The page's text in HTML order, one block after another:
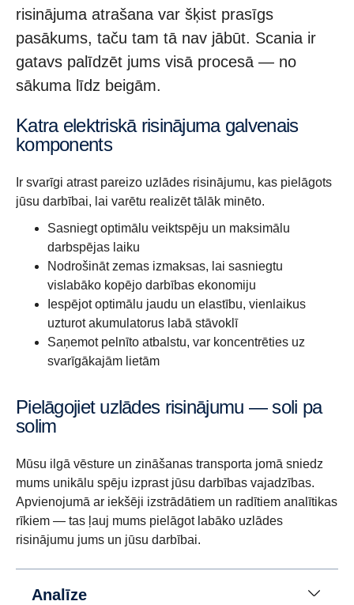
risinājuma atrašana var šķist prasīgs
pasākums, taču tam tā nav jābūt. Scania ir
gatavs palīdzēt jums visā procesā — no
sākuma līdz beigām.
Katra elektriskā risinājuma galvenais
komponents
Ir svarīgi atrast pareizo uzlādes risinājumu, kas pielāgots
jūsu darbībai, lai varētu realizēt tālāk minēto.
Sasniegt optimālu veiktspēju un maksimālu
darbspējas laiku
Nodrošināt zemas izmaksas, lai sasniegtu
vislabāko kopējo darbības ekonomiju
Iespējot optimālu jaudu un elastību, vienlaikus
uzturot akumulatorus labā stāvoklī
Saņemot pelnīto atbalstu, var koncentrēties uz
svarīgākajām lietām
Pielāgojiet uzlādes risinājumu — soli pa
solim
Mūsu ilgā vēsture un zināšanas transporta jomā sniedz
mums unikālu spēju izprast jūsu darbības vajadzības.
Apvienojumā ar iekšēji izstrādātiem un radītiem analītikas
rīkiem — tas ļauj mums pielāgot labāko uzlādes
risinājumu jums un jūsu darbībai.
Analīze